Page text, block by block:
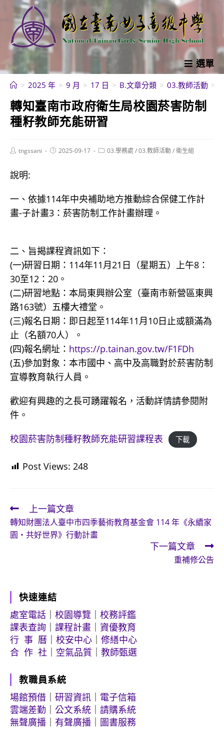
內
選單
> 2025 年 > 9 月 > 17 日 > B.文章分類 > 03.教師活動 >
轉知臺南市政府衛生局校園菸害防制
種籽教師充能研習
Posttngssani
Post2025-09-17
Post03.學務處 /03.教師活動/衛生組
說明:
一、依據114年中央補助地方推動綜合保健工作計
畫-子計畫3：菸害防制工作計畫辦理。
二、旨揭課程資訊如下：
(一)研習日期：114年11月21日（星期五）上午8：
30至12：20。
(二)研習地點：本局東興辦公室（臺南市新營區東興
路163號）五樓大禮堂。
(三)報名日期：即日起至114年11月10日止或額滿為
止（名額70人）。
(四)報名網址： https://p.tainan.gov.tw/F1FDh
(五)參加對象：本市國中、高中及高職對於菸害防制
宣導教育執行人員。
歡迎有興趣的之長可踴躍報名，活動詳情請參閱附
件。
校園菸害防制種籽教師充能研習課程表
下載
Post Views: 248
Read
more
articles
上一篇文章
轉知財團法人臺中市四季藝術教育基金會 114 年《永續家
園・共好世界》行動計畫
下一篇文章
重補修公告
快速連結
處室電話
校園導覽
校務評鑑
課表查詢
課程計畫
資優教育
行 事 曆
校安中心
修繕中心
合 作 社
空氣品質 教師甄選
教職員系統
場館預借
研習資訊
電子信箱
雲端差勤
公文系統
請購系統
無聲廣播
有聲廣播 圖書服務